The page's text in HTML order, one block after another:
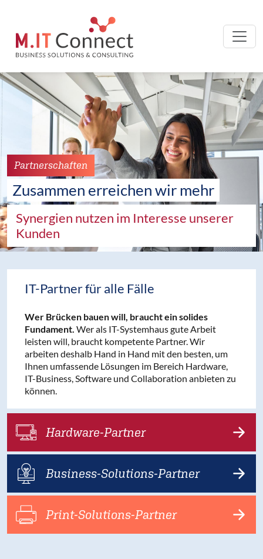
Partnerschaften
Zusammen erreichen wir mehr
Synergien nutzen im Interesse unserer
Kunden
IT-Partner für alle Fälle
Wer Brücken bauen will, braucht ein solides
Fundament. Wer als IT-Systemhaus gute Arbeit
leisten will, braucht kompetente Partner. Wir
arbeiten deshalb Hand in Hand mit den besten, um
Ihnen umfassende Lösungen im Bereich Hardware,
IT-Business, Software und Collaboration anbieten zu
können.
Hardware-Partner
Business-Solutions-Partner
Print-Solutions-Partner